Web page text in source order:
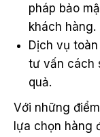
pháp bảo
khách hàng.
Dịch vụ
tư vấn cách
quả.
Với những
lựa chọn hàng